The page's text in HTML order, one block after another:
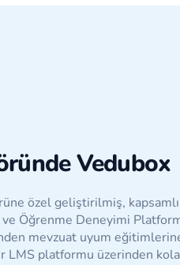
Vedubox
özel geliştirilmiş,
Öğrenme Deneyimi
mevzuat uyum
LMS platformu üzerinden